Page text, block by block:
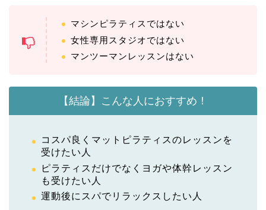
マシンピラティスではない
女性専用スタジオではない
マンツーマンレッスンはない
【結論】こんな人におすすめ！
コスパ良くマットピラティスのレッスンを
受けたい人
ピラティスだけでなくヨガや体幹レッスン
も受けたい人
運動後にスパでリラックスしたい人